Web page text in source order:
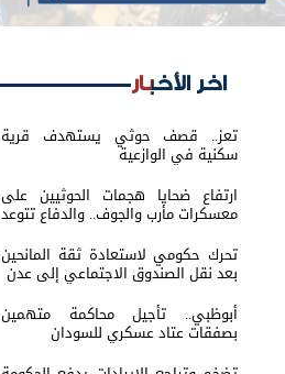
اخر الأخبار
تعز.. قصف حوثي يستهدف قرية
سكنية في الوازعية
ارتفاع ضحايا هجمات الحوثيين على
معسكرات مأرب والجوف.. والدفاع تتوعد
تحرك حكومي لاستعادة ثقة المانحين
بعد نقل الصندوق الاجتماعي إلى عدن
أبوظبي.. تأجيل محاكمة متهمين
بصفقات عتاد عسكري للسودان